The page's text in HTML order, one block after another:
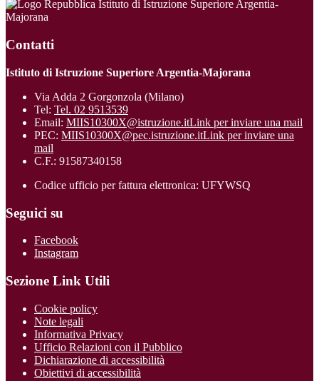
Istituto di Istruzione Superiore Argentia-
Majorana
Contatti
Istituto di Istruzione Superiore Argentia-Majorana
Via Adda 2 Gorgonzola (Milano)
Tel: Tel. 02 9513539
Email: MIIS10300X@istruzione.itLink per inviare una mail
PEC: MIIS10300X@pec.istruzione.itLink per inviare una
mail
C.F.: 91587340158
Codice ufficio per fattura elettronica: UFYWSQ
Seguici su
Facebook
Instagram
Sezione Link Utili
Cookie policy
Note legali
Informativa Privacy
Ufficio Relazioni con il Pubblico
Dichiarazione di accessibilità
Obiettivi di accessibilità